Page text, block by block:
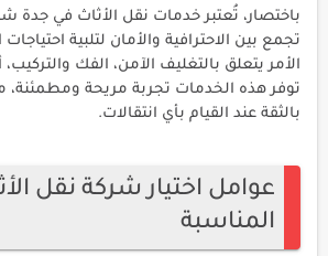
باختصار، تُعتبر خدمات نقل الأثاث في جدة
تجمع بين الاحترافية والأمان لتلبية
الأمر يتعلق بالتغليف الآمن، الفك
توفر هذه الخدمات تجربة مريحة
بالثقة عند القيام بأي انتقالات.
عوامل اختيار شركة نقل
المناسبة